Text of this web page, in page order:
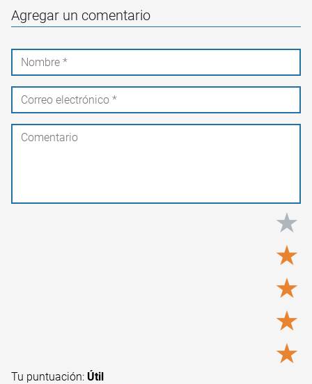
Agregar un comentario
★
★
★
★
★
Tu puntuación: Útil